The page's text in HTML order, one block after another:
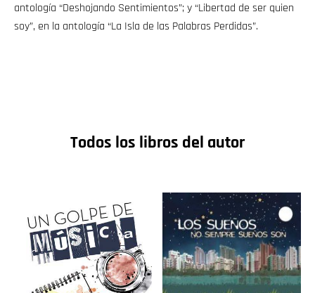
antología “Deshojando Sentimientos”; y “Libertad de ser quien
soy”, en la antología “La Isla de las Palabras Perdidas”.
Todos los libros del autor